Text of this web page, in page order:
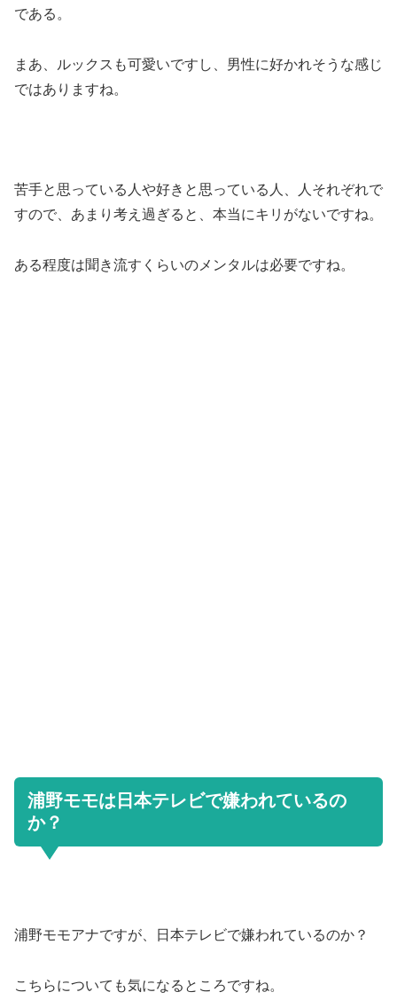
である。
まあ、ルックスも可愛いですし、男性に好かれそうな感じ
ではありますね。
苦手と思っている人や好きと思っている人、人それぞれで
すので、あまり考え過ぎると、本当にキリがないですね。
ある程度は聞き流すくらいのメンタルは必要ですね。
浦野モモは日本テレビで嫌われているの
か？
浦野モモアナですが、日本テレビで嫌われているのか？
こちらについても気になるところですね。